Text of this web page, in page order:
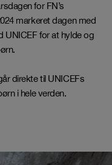
for FN’s
markeret dagen med
UNICEF for at hylde og
direkte til UNICEFs
i hele verden.